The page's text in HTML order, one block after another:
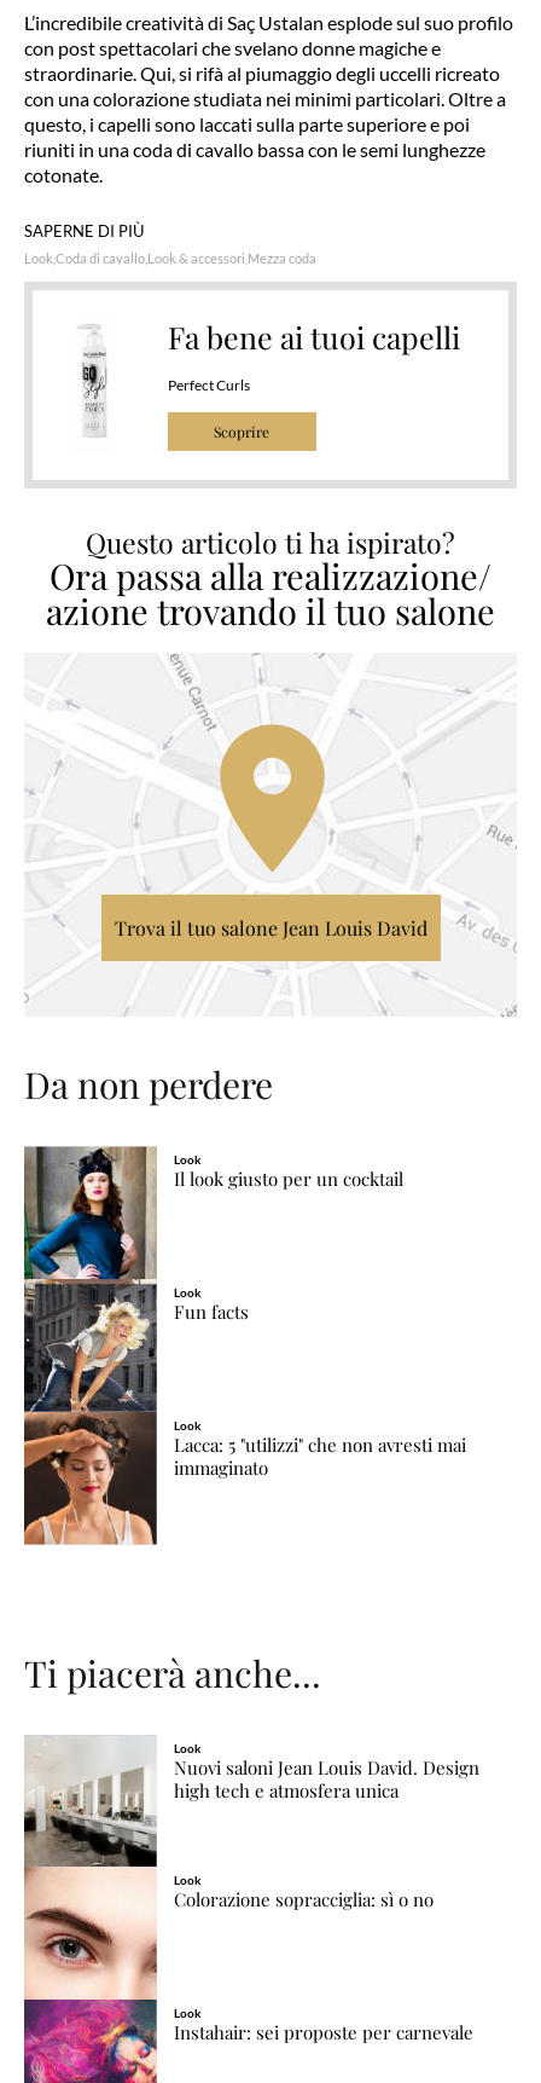
L’incredibile creatività di Saç Ustalan esplode sul suo profilo
con post spettacolari che svelano donne magiche e
straordinarie. Qui, si rifà al piumaggio degli uccelli ricreato
con una colorazione studiata nei minimi particolari. Oltre a
questo, i capelli sono laccati sulla parte superiore e poi
riuniti in una coda di cavallo bassa con le semi lunghezze
cotonate.
SAPERNE DI PIÙ
Look Coda di cavallo Look & accessori Mezza coda
Fa bene ai tuoi capelli
Perfect Curls
Scoprire
Questo articolo ti ha ispirato?
Ora passa alla realizzazione/
azione trovando il tuo salone
Trova il tuo salone Jean Louis David
Da non perdere
Look
Il look giusto per un cocktail
Look
Fun facts
Look
Lacca: 5 "utilizzi" che non avresti mai
immaginato
Ti piacerà anche...
Look
Nuovi saloni Jean Louis David. Design
high tech e atmosfera unica
Look
Colorazione sopracciglia: sì o no
Look
Instahair: sei proposte per carnevale